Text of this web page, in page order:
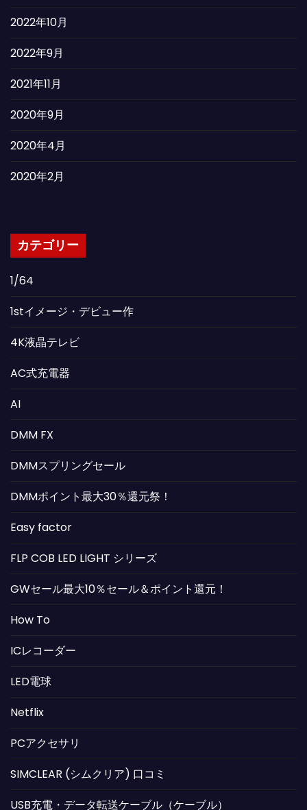
2022年10月
2022年9月
2021年11月
2020年9月
2020年4月
2020年2月
カテゴリー
1/64
1stイメージ・デビュー作
4K液晶テレビ
AC式充電器
AI
DMM FX
DMMスプリングセール
DMMポイント最大30％還元祭！
Easy factor
FLP COB LED LIGHT シリーズ
GWセール最大10％セール＆ポイント還元！
How To
ICレコーダー
LED電球
Netflix
PCアクセサリ
SIMCLEAR (シムクリア) 口コミ
USB充電・データ転送ケーブル（ケーブル）